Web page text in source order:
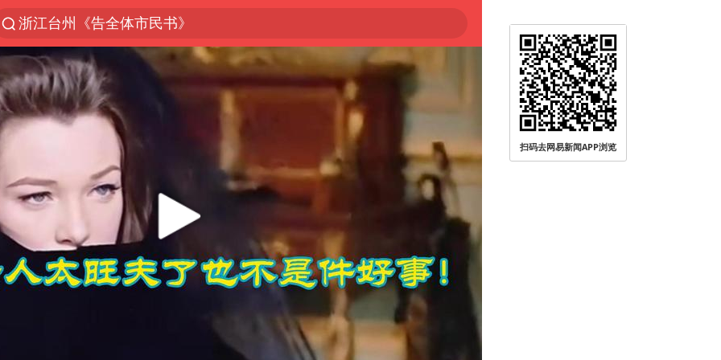
浙江台州《告全体市民书》
“China Cool”火了，老外爱上中国避暑游
台风白海豚闭眼浙江上海处于危险半圆
香港宏福苑火灾或由烟头引起
云南一地村民过火把节意外灼伤16人
张本智和：零封向鹏不意外
泰国初中生饮弹自尽前开了26枪
用AI造出新病毒意味着什么
今年第二强台风将带来多大影响
上半年国内居民出游人次34.63亿
扫码去网易新闻APP浏览